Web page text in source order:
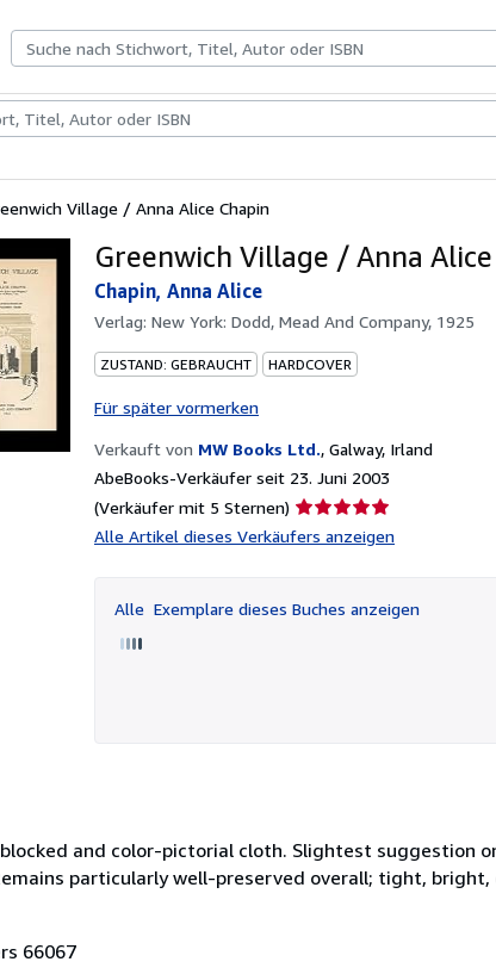
BücherKunst & Sammlerstücke
Village / Anna Alice Chapin
Greenwich Village / Anna
Chapin, Anna Alice
Verlag: New York: Dodd, Mead And Company, 1925
ZUSTAND: GEBRAUCHT HARDCOVER
Für später vormerken
Verkauft von MW Books Ltd., Galway, Irland
AbeBooks-Verkäufer seit 23. Juni 2003
(Verkäufer mit 5 Sternen) Verkäuferbewertung
5
Sternen
Alle Artikel dieses Verkäufers anzeigen
Alle Exemplare dieses Buches anzeigen
and color-pictorial cloth. Slightest suggestion
particularly well-preserved overall; tight,
66067